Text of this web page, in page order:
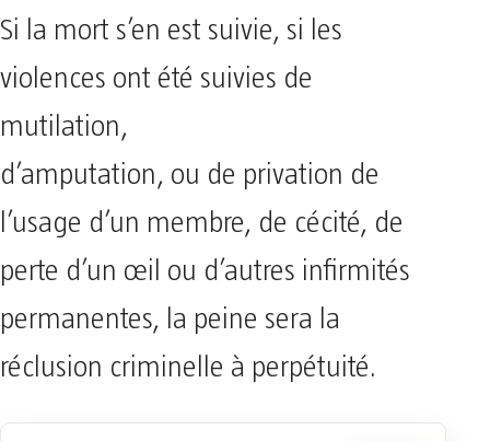
Si la mort s’en est suivie, si les
violences ont été suivies de
mutilation,
d’amputation, ou de privation de
l’usage d’un membre, de cécité, de
perte d’un œil ou d’autres infirmités
permanentes, la peine sera la
réclusion criminelle à perpétuité.